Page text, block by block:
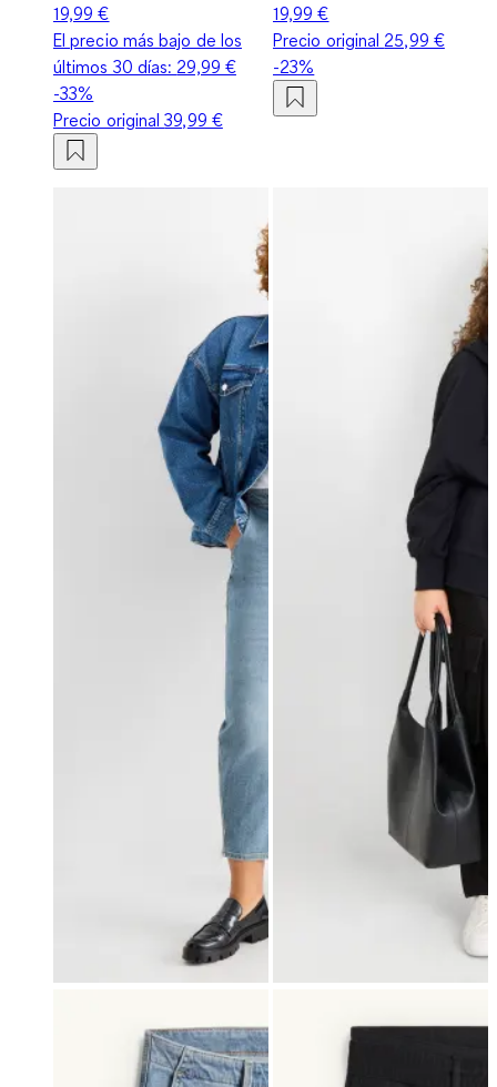
19,99 €
El precio más bajo de los
últimos 30 días: 29,99 €
-33%
Precio original39,99 €
19,99 €
Precio original 25,99 €
-23%